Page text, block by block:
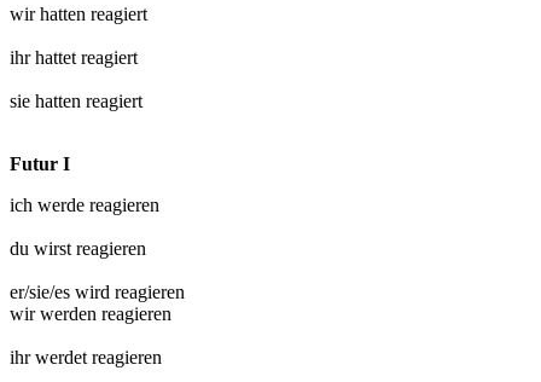
wir hatten reagiert
ihr hattet reagiert
sie hatten reagiert
Futur I
ich werde reagieren
du wirst reagieren
er/sie/es wird reagieren
wir werden reagieren
ihr werdet reagieren